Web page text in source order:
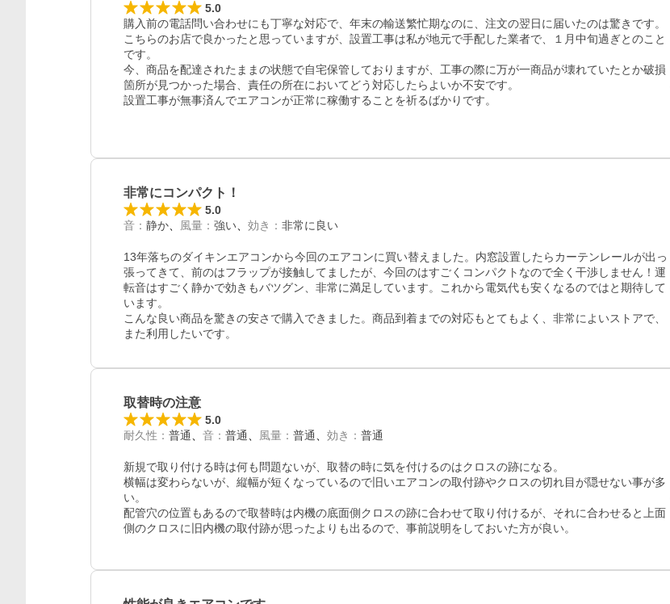
5.0
購入前の電話問い合わせにも丁寧な対応で、年末の輸送繁忙期なのに、注文の翌日に届いたのは驚きです。
こちらのお店で良かったと思っていますが、設置工事は私が地元で手配した業者で、１月中旬過ぎとのこと
です。
今、商品を配達されたままの状態で自宅保管しておりますが、工事の際に万が一商品が壊れていたとか破損
箇所が見つかった場合、責任の所在においてどう対応したらよいか不安です。
設置工事が無事済んでエアコンが正常に稼働することを祈るばかりです。
非常にコンパクト！
5.0
音 ： 静か 風量 ： 強い 効き ： 非常に良い
13年落ちのダイキンエアコンから今回のエアコンに買い替えました。内窓設置したらカーテンレールが出っ
張ってきて、前のはフラップが接触してましたが、今回のはすごくコンパクトなので全く干渉しません！運
転音はすごく静かで効きもバツグン、非常に満足しています。これから電気代も安くなるのではと期待して
います。
こんな良い商品を驚きの安さで購入できました。商品到着までの対応もとてもよく、非常によいストアで、
また利用したいです。
取替時の注意
5.0
耐久性 ： 普通 音 ： 普通 風量 ： 普通 効き ： 普通
新規で取り付ける時は何も問題ないが、取替の時に気を付けるのはクロスの跡になる。
横幅は変わらないが、縦幅が短くなっているので旧いエアコンの取付跡やクロスの切れ目が隠せない事が多
い。
配管穴の位置もあるので取替時は内機の底面側クロスの跡に合わせて取り付けるが、それに合わせると上面